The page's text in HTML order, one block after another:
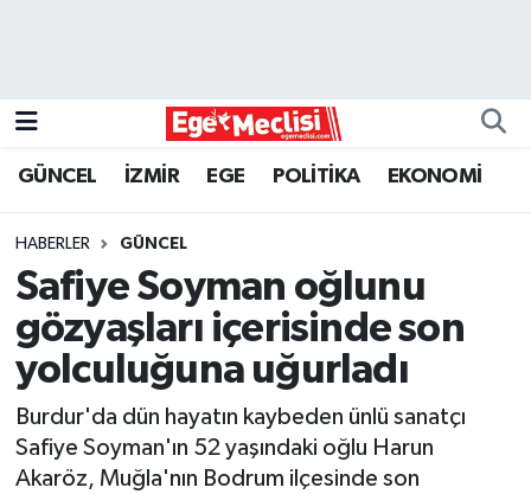
GÜNCEL İZMİR EGE POLİTİKA EKONOMİ
HABERLER GÜNCEL
Safiye Soyman oğlunu
gözyaşları içerisinde son
yolculuğuna uğurladı
Burdur'da dün hayatın kaybeden ünlü sanatçı
Safiye Soyman'ın 52 yaşındaki oğlu Harun
Akaröz, Muğla'nın Bodrum ilçesinde son
GÜNCEL
İZMİR
ÖZEL HABER
POLİTİKA
Programlar